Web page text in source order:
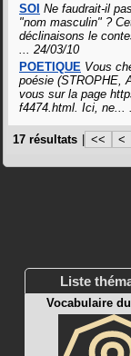
SOI Ne faudrait-il
"nom masculin" ?
déclinaisons le
... 24/03/10
POETIQUE Vous
poésie (STROPHE,
vous sur la page
f4474.html. Ici, ne...
17 résultats << <
Liste
Vocabulaire